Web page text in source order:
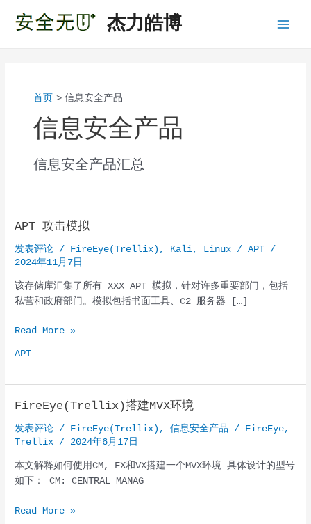
杰力皓博
首页 信息安全产品
信息安全产品
信息安全产品汇总
APT 攻击模拟
发表评论 / FireEye(Trellix) , Kali, Linux /APT /
2024年11月7日
该存储库汇集了所有 XXX APT 模拟，针对许多重要部门，包括
私营和政府部门。模拟包括书面工具、C2 服务器 […]
APT
Read More »
APT
FireEye(Trellix)搭建MVX环境
发表评论 / FireEye(Trellix) ,信息安全产品 / FireEye,
Trellix / 2024年6月17日
本文解释如何使用CM, FX和VX搭建一个MVX环境 具体设计的型号
如下： CM: CENTRAL MANAG
FireEye(Trellix)
Read More »